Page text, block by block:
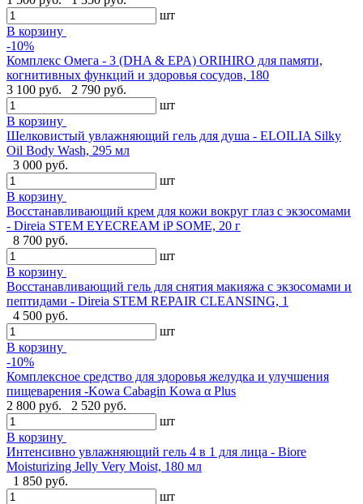
шт
В корзину
-10%
Комплекс Омега - 3 (DHA & EPA) ORIHIRO для памяти,
когнитивных функций и здоровья сосудов, 180
3 100 руб.
2 790 руб.
шт
В корзину
Шелковистый увлажняющий гель для душа - ELOILIA Silky
Oil Body Wash, 295 мл
3 000 руб.
шт
В корзину
Восстанавливающий крем для кожи вокруг глаз с экзосомами
- Direia STEM EYECREAM iP SOME, 20 г
8 700 руб.
шт
В корзину
Восстанавливающий гель для снятия макияжа с экзосомами и
пептидами - Direia STEM REPAIR CLEANSING, 1
4 500 руб.
шт
В корзину
-10%
Комплексное средство для здоровья желудка и улучшения
пищеварения -Kowa Cabagin Kowa α Plus
2 800 руб.
2 520 руб.
шт
В корзину
Интенсивно увлажняющий гель 4 в 1 для лица - Biore
Moisturizing Jelly Very Moist, 180 мл
1 850 руб.
шт